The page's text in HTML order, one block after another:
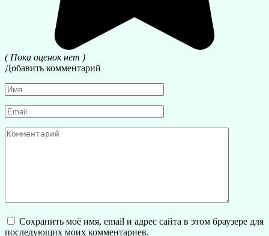
( Пока оценок нет )
Добавить комментарий
Имя
*
Email
*
Комментарий
Сохранить моё имя, email и адрес сайта в этом браузере для
последующих моих комментариев.